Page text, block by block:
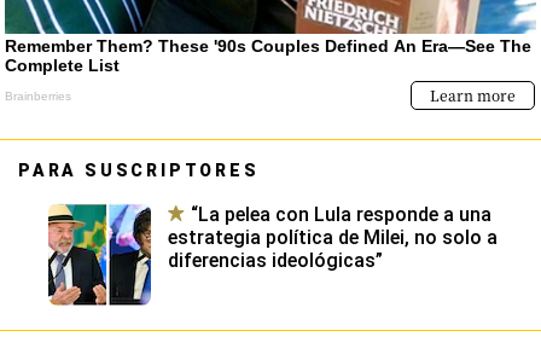
PARA SUSCRIPTORES
“La pelea con Lula responde a una
estrategia política de Milei, no solo a
diferencias ideológicas”